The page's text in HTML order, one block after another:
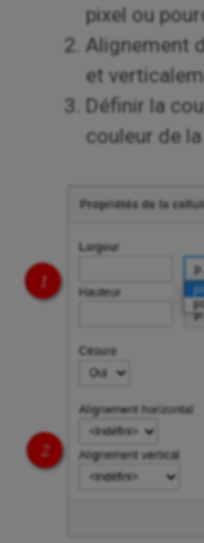
pixel ou
Alignement
et
Définir la
couleur de